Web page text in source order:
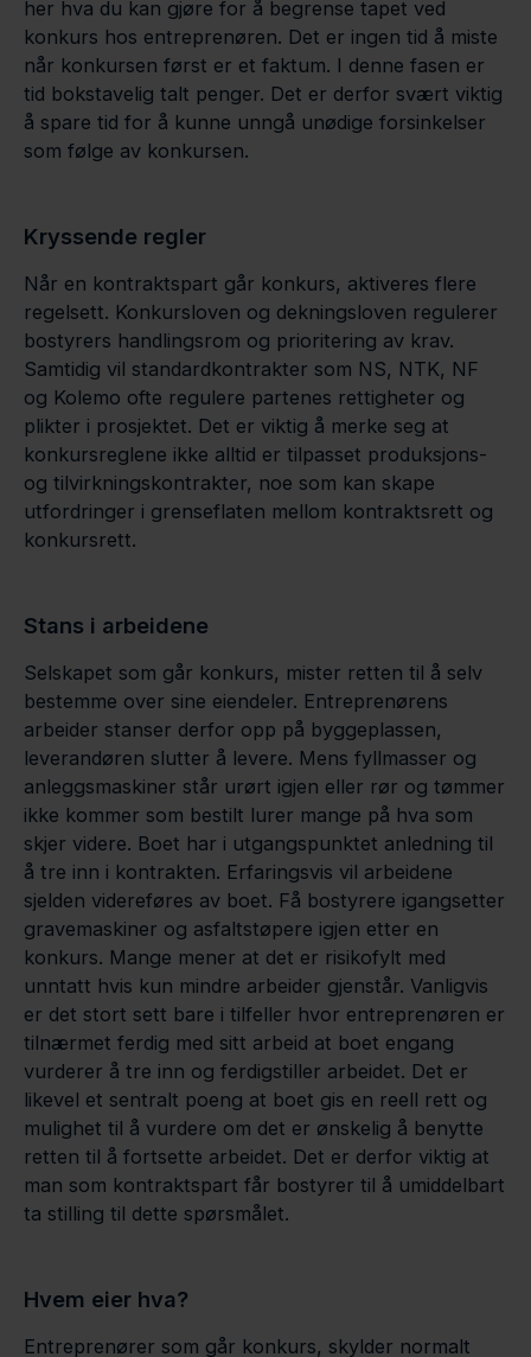
her hva du kan gjøre for å begrense tapet ved
konkurs hos entreprenøren. Det er ingen tid å miste
når konkursen først er et faktum. I denne fasen er
tid bokstavelig talt penger. Det er derfor svært viktig
å spare tid for å kunne unngå unødige forsinkelser
som følge av konkursen.
Kryssende regler
Når en kontraktspart går konkurs, aktiveres flere
regelsett. Konkursloven og dekningsloven regulerer
bostyrers handlingsrom og prioritering av krav.
Samtidig vil standardkontrakter som NS, NTK, NF
og Kolemo ofte regulere partenes rettigheter og
plikter i prosjektet. Det er viktig å merke seg at
konkursreglene ikke alltid er tilpasset produksjons-
og tilvirkningskontrakter, noe som kan skape
utfordringer i grenseflaten mellom kontraktsrett og
konkursrett.
Stans i arbeidene
Selskapet som går konkurs, mister retten til å selv
bestemme over sine eiendeler. Entreprenørens
arbeider stanser derfor opp på byggeplassen,
leverandøren slutter å levere. Mens fyllmasser og
anleggsmaskiner står urørt igjen eller rør og tømmer
ikke kommer som bestilt lurer mange på hva som
skjer videre. Boet har i utgangspunktet anledning til
å tre inn i kontrakten. Erfaringsvis vil arbeidene
sjelden videreføres av boet. Få bostyrere igangsetter
gravemaskiner og asfaltstøpere igjen etter en
konkurs. Mange mener at det er risikofylt med
unntatt hvis kun mindre arbeider gjenstår. Vanligvis
er det stort sett bare i tilfeller hvor entreprenøren er
tilnærmet ferdig med sitt arbeid at boet engang
vurderer å tre inn og ferdigstiller arbeidet. Det er
likevel et sentralt poeng at boet gis en reell rett og
mulighet til å vurdere om det er ønskelig å benytte
retten til å fortsette arbeidet. Det er derfor viktig at
man som kontraktspart får bostyrer til å umiddelbart
ta stilling til dette spørsmålet.
Hvem eier hva?
Entreprenører som går konkurs, skylder normalt